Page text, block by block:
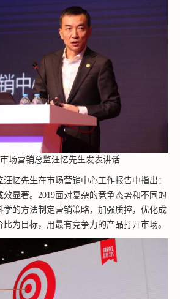
场营销总监汪忆先生发表讲话
忆先生在市场营销中心工作报告中指出：
效显著。2019面对复杂的竞争态势和不同的
学的方法制定营销策略，加强质控，优化成
为目标，用最有竞争力的产品打开市场。